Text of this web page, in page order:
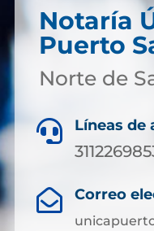
Notaría
Puerto
Norte de
 Líneas de
 Correo